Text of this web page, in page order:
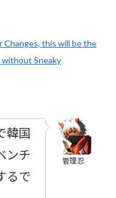
this will be the
without Sneaky
管理忍
韓国
ンチ
るで